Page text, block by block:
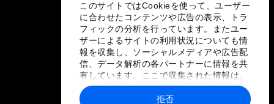
このサイトではCookieを使って、ユーザー
に合わせたコンテンツや広告の表示、トラ
フィックの分析を行っています。またユー
ザーによるサイトの利用状況についても情
報を収集し、ソーシャルメディアや広告配
信、データ解析の各パートナーに情報を共
有しています。ここで収集された情報は、
ユーザーが各パートナーに提供した他の情
報や各パートナーのサービスを使用した際
拒否